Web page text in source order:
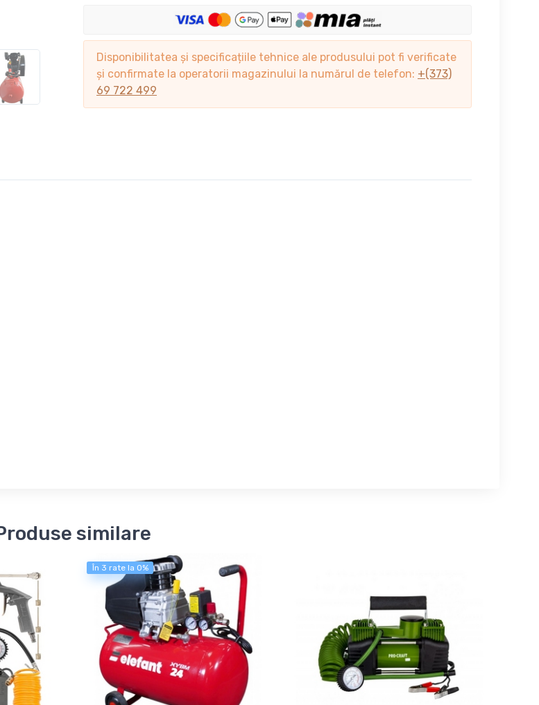
Disponibilitatea și specificațiile tehnice ale produsului pot fi verificate
și confirmate la operatorii magazinului la numărul de telefon: +(373)
69 722 499
similare
În 3 rate la 0%